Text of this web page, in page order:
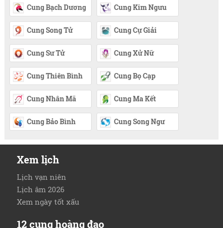
Cung Bạch Dương Cung Kim Ngưu
Cung Song Tử Cung Cự Giải
Cung Sư Tử Cung Xử Nữ
Cung Thiên Bình Cung Bọ Cạp
Cung Nhân Mã Cung Ma Kết
Cung Bảo Bình Cung Song Ngư
Xem lịch
Lịch vạn niên
Lịch âm 2026
Xem ngày tốt xấu
12 cung hoàng đạo